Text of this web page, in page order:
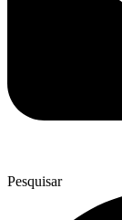
Pesquisar